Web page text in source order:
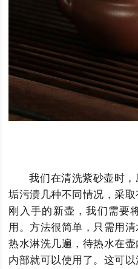
我们在清洗紫砂壶时
垢污渍几种不同情况，采
刚入手的新壶，我们需要
用。方法很简单，只需用
热水淋洗几遍，待热水在
内部就可以使用了。这可